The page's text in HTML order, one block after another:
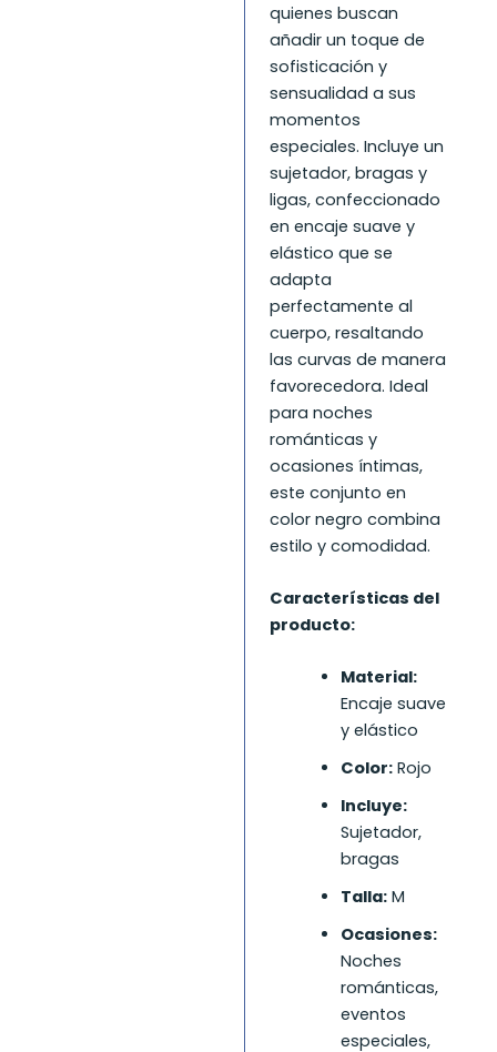
quienes buscan
añadir un toque de
sofisticación y
sensualidad a sus
momentos
especiales. Incluye un
sujetador, bragas y
ligas, confeccionado
en encaje suave y
elástico que se
adapta
perfectamente al
cuerpo, resaltando
las curvas de manera
favorecedora. Ideal
para noches
románticas y
ocasiones íntimas,
este conjunto en
color negro combina
estilo y comodidad.
Características del
producto:
Material:
Encaje suave
y elástico
Color:Rojo
Incluye:
Sujetador,
bragas
Talla:M
Ocasiones:
Noches
románticas,
eventos
especiales,